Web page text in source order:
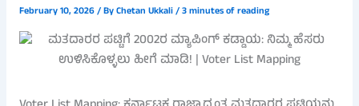
February 10, 2026/ ByChetan Ukkali/3 minutes of reading